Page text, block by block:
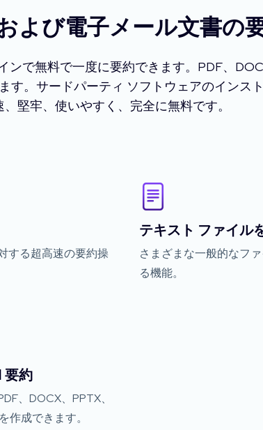
よび電子メール文書の
で無料で一度に要約できます。PDF、
。サードパーティ ソフトウェアのインス
堅牢、使いやすく、完全に無料です。
する超高速の要約操
テキスト ファイル
さまざまな一般的なフ
る機能。
要約
、DOCX、PPTX、
作成できます。